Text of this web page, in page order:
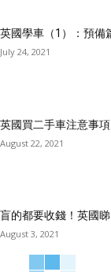
英國學車（1）：預備
July 24, 2021
英國買二手車注意事項
August 22, 2021
盲的都要收錢！英國
August 3, 2021